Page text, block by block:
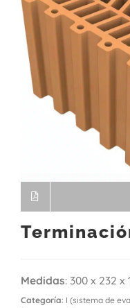
Medidas: 300 x 232 x
Categoría: I (sistema de